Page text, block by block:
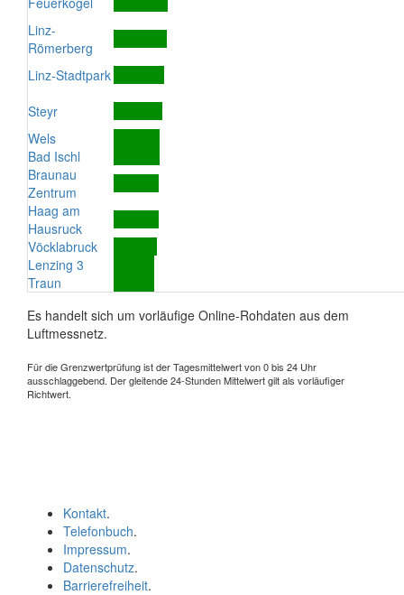
Linz-
Römerberg
Linz-Stadtpark
Steyr
Wels
Bad Ischl
Braunau
Zentrum
Haag am
Hausruck
Vöcklabruck
Lenzing 3
Traun
Es handelt sich um vorläufige Online-Rohdaten aus dem
Luftmessnetz.
Für die Grenzwertprüfung ist der Tagesmittelwert von 0 bis 24 Uhr
ausschlaggebend. Der gleitende 24-Stunden Mittelwert gilt als vorläufiger
Richtwert.
Kontakt.
Telefonbuch.
Impressum.
Datenschutz.
Barrierefreiheit.